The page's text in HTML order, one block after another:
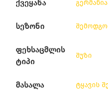
ქვეყანა გერმანია
სეზონი
ფეხსაცმლის
ტიპი
შუზი
მასალა ტყავის